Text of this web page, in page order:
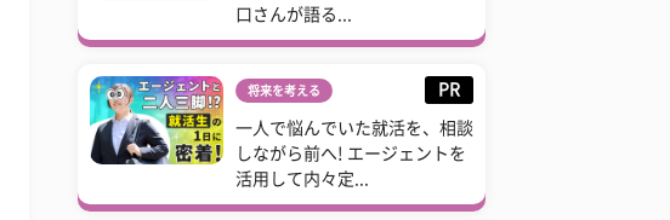
口さんが語る...
将来を考える PR
一人で悩んでいた就活を、相談
しながら前へ! エージェントを
活用して内々定...